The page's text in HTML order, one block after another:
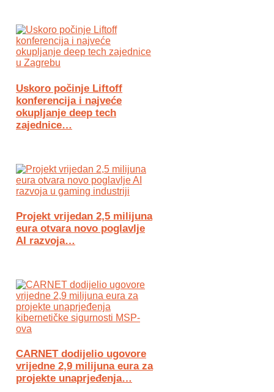
Uskoro počinje Liftoff
konferencija i najveće
okupljanje deep tech
zajednice…
Projekt vrijedan 2,5 milijuna
eura otvara novo poglavlje
AI razvoja…
CARNET dodijelio ugovore
vrijedne 2,9 milijuna eura za
projekte unaprjeđenja…